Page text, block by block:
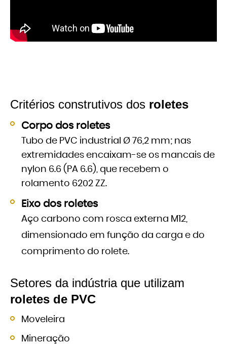
Critérios construtivos dos roletes
Corpo dos roletes
Tubo de PVC industrial Ø 76,2 mm; nas
extremidades encaixam-se os mancais de
nylon 6.6 (PA 6.6), que recebem o
rolamento 6202 ZZ.
Eixo dos roletes
Aço carbono com rosca externa M12,
dimensionado em função da carga e do
comprimento do rolete.
Setores da indústria que utilizam
roletes de PVC
Moveleira
Mineração